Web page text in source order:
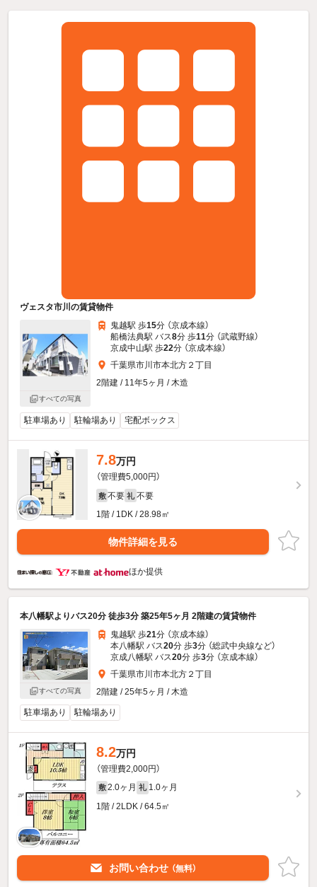
ヴェスタ市川の賃貸物件
すべての写真
鬼越駅 歩15分 （京成本線）
船橋法典駅 バス8分 歩11分 （武蔵野線）
京成中山駅 歩22分 （京成本線）
千葉県市川市本北方２丁目
2階建 / 11年5ヶ月 / 木造
駐車場あり 駐輪場あり 宅配ボックス
7.8万円
（管理費5,000円）
敷 不要 礼 不要
1階 / 1DK / 28.98㎡
物件詳細を見る
ほか提供
本八幡駅よりバス20分 徒歩3分 築25年5ヶ月 2階建の賃貸物件
すべての写真
鬼越駅 歩21分 （京成本線）
本八幡駅 バス20分 歩3分 （総武中央線など）
京成八幡駅 バス20分 歩3分 （京成本線）
千葉県市川市本北方２丁目
2階建 / 25年5ヶ月 / 木造
駐車場あり 駐輪場あり
8.2万円
（管理費2,000円）
敷 2.0ヶ月 礼 1.0ヶ月
1階 / 2LDK / 64.5㎡
お問い合わせ （無料）